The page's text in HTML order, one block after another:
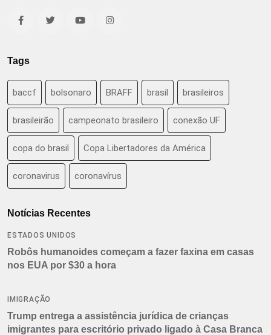
Tags
baccf bolsonaro BRAFF brasil brasileiros
brasileirão campeonato brasileiro conexão UF
copa do brasil Copa Libertadores da América
coronavirus coronavírus
Notícias Recentes
ESTADOS UNIDOS
Robôs humanoides começam a fazer faxina em casas
nos EUA por $30 a hora
IMIGRAÇÃO
Trump entrega a assistência jurídica de crianças
imigrantes para escritório privado ligado à Casa Branca